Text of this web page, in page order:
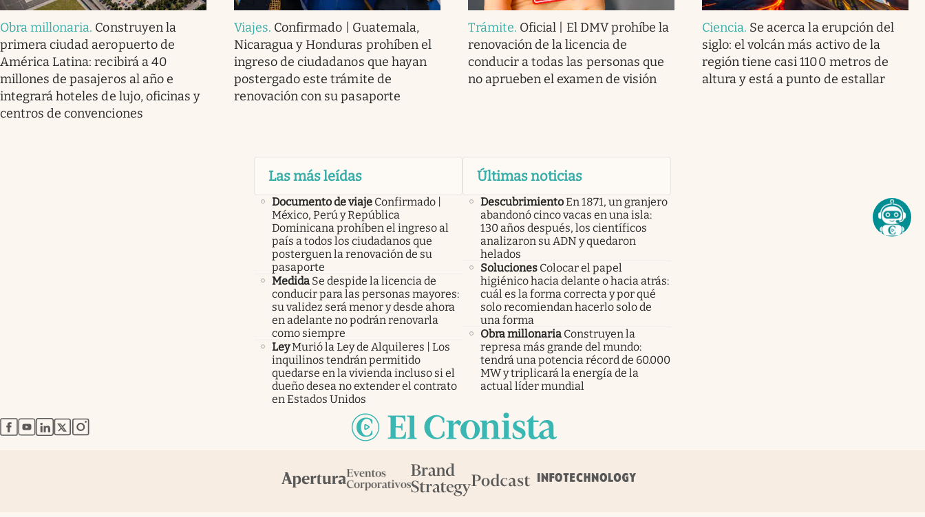
Obra millonaria. Construyen la
primera ciudad aeropuerto de
América Latina: recibirá a 40
millones de pasajeros al año e
integrará hoteles de lujo, oficinas y
centros de convenciones
Viajes. Confirmado | Guatemala,
Nicaragua y Honduras prohíben el
ingreso de ciudadanos que hayan
postergado este trámite de
renovación con su pasaporte
Trámite. Oficial | El DMV prohíbe la
renovación de la licencia de
conducir a todas las personas que
no aprueben el examen de visión
Ciencia. Se acerca la erupción del
siglo: el volcán más activo de la
región tiene casi 1100 metros de
altura y está a punto de estallar
Las más leídas
Documento de viaje Confirmado |
México, Perú y República
Dominicana prohíben el ingreso al
país a todos los ciudadanos que
posterguen la renovación de su
pasaporte
Medida Se despide la licencia de
conducir para las personas mayores:
su validez será menor y desde ahora
en adelante no podrán renovarla
como siempre
LeyMurió la Ley de Alquileres | Los
inquilinos tendrán permitido
quedarse en la vivienda incluso si el
dueño desea no extender el contrato
en Estados Unidos
Últimas noticias
DescubrimientoEn 1871, un granjero
abandonó cinco vacas en una isla:
130 años después, los científicos
analizaron su ADN y quedaron
helados
Soluciones Colocar el papel
higiénico hacia delante o hacia atrás:
cuál es la forma correcta y por qué
solo recomiendan hacerlo solo de
una forma
Obra millonaria Construyen la
represa más grande del mundo:
tendrá una potencia récord de 60.000
MW y triplicará la energía de la
actual líder mundial
abre en nueva pestaña
abre en nueva pestaña
abre en nueva pestaña
abre en nueva pestaña
abre en nueva pestaña